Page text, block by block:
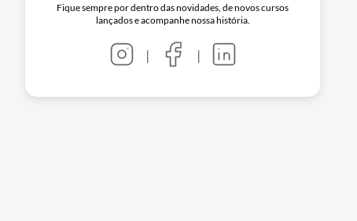
Fique sempre por dentro das novidades, de novos cursos
lançados e acompanhe nossa história.
| |